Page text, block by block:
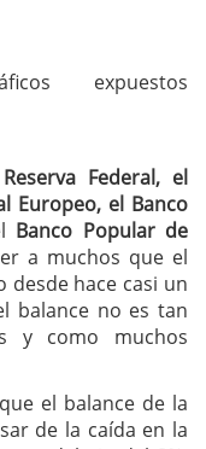
expuestos
Reserva Federal, el
Europeo, el Banco
Banco Popular de
a muchos que el
desde hace casi un
balance no es tan
y como muchos
el balance de la
de la caída en la